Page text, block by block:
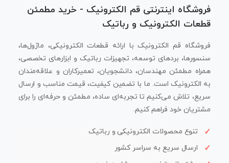
فروشگاه اینترنتی قم الکترونیک - خرید مطمئن
قطعات الکترونیک و رباتیک
فروشگاه قم الکترونیک با ارائه قطعات الکترونیکی، ماژول‌ها،
سنسورها، بردهای توسعه، تجهیزات رباتیک و ابزارهای تخصصی،
همراه مطمئن مهندسان، دانشجویان، تعمیرکاران و علاقه‌مندان
به الکترونیک است. ما با تضمین کیفیت، قیمت مناسب و ارسال
سریع، تلاش می‌کنیم تا تجربه‌ای ساده، مطمئن و حرفه‌ای را برای
مشتریان خود فراهم کنیم.
تنوع محصولات الکترونیکی و رباتیک
ارسال سریع به سراسر کشور